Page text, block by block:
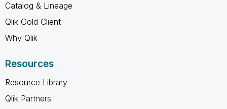
Catalog & Lineage
Qlik Gold Client
Why Qlik
Resources
Resource Library
Qlik Partners